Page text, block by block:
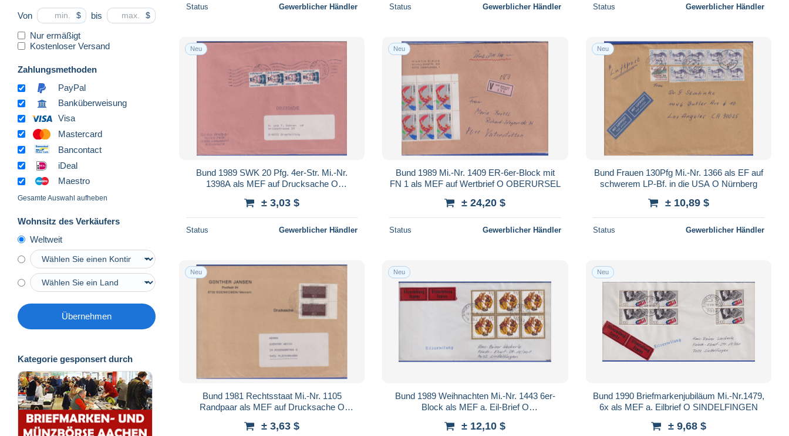
Von $ bis $
Nur ermäßigt
Kostenloser Versand
Zahlungsmethoden
PayPal
Banküberweisung
Visa
Mastercard
Bancontact
iDeal
Maestro
Gesamte Auswahl aufheben
Wohnsitz des Verkäufers
Weltweit
Übernehmen
Kategorie gesponsert durch
Status Gewerblicher Händler Status Gewerblicher Händler Status Gewerblicher Händler
Neu
Bund 1989 SWK 20 Pfg. 4er-Str. Mi.-Nr.
1398A als MEF auf Drucksache O
± 3,03 $
Status Gewerblicher Händler
Neu
Bund 1989 Mi.-Nr. 1409 ER-6er-Block mit
FN 1 als MEF auf Wertbrief O OBERURSEL
± 24,20 $
Status Gewerblicher Händler
Neu
Bund Frauen 130Pfg Mi.-Nr. 1366 als EF auf
schwerem LP-Bf. in die USA O Nürnberg
± 10,89 $
Status Gewerblicher Händler
Neu
Bund 1981 Rechtsstaat Mi.-Nr. 1105
Randpaar als MEF auf Drucksache O
± 3,63 $
Neu
Bund 1989 Weihnachten Mi.-Nr. 1443 6er-
Block als MEF a. Eil-Brief O
± 12,10 $
Neu
Bund 1990 Briefmarkenjubiläum Mi.-Nr.1479,
6x als MEF a. Eilbrief O SINDELFINGEN
± 9,68 $